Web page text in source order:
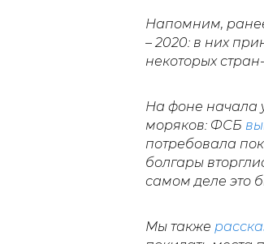
Напомним,
– 2020: в них
некоторых
На фоне начала
моряков: ФСБ
потребовала
болгары
самом деле это
Мы также